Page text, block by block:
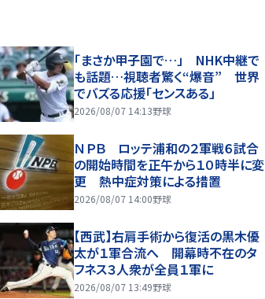
「まさか甲子園で…」 NHK中継で
も話題…視聴者驚く“爆音” 世界
でバズる応援「センスある」
2026/08/07 14:13野球
ＮＰＢ ロッテ浦和の２軍戦６試合
の開始時間を正午から１０時半に変
更 熱中症対策による措置
2026/08/07 14:00野球
【西武】右肩手術から復活の黒木優
太が１軍合流へ 開幕時不在のタ
フネス３人衆が全員１軍に
2026/08/07 13:49野球